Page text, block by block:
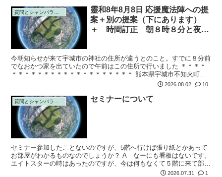
靈和8年8月8日 応援魔法陣への提
案＋別の提案（下にあります）
＋ 時間訂正 朝８時８分と夜１
今朝知らせが来て宇城市の神社の住所が違うとのこと。すでに８分前
でなおかつ家を出ていたので午前はこの住所で行いました ＊＊＊＊
＊＊＊＊＊＊＊＊＊＊＊＊＊＊＊＊＊＊＊ 熊本県宇城市不知火町永
尾６５８ 永尾劔神社 靈和8年8月8日 日本国民 雲外蒼天 ＊＊＊＊＊
2026.08.02 10
セミナーについて
セミナー参加したことないのですが、5階へ行けば張り紙とかあって
お部屋がわかるものなのでしょうか？ A なーにも看板はないです。
エイトスターの時はあったのですが、今は何もなくて５階に来て部屋
に入ってください。部屋は一つしかないのですぐにわかります 質問
2026.07.31 1